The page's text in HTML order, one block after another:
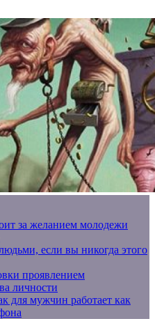
за желанием молодежи
если вы никогда этого
проявлением
личности
для мужчин работает как